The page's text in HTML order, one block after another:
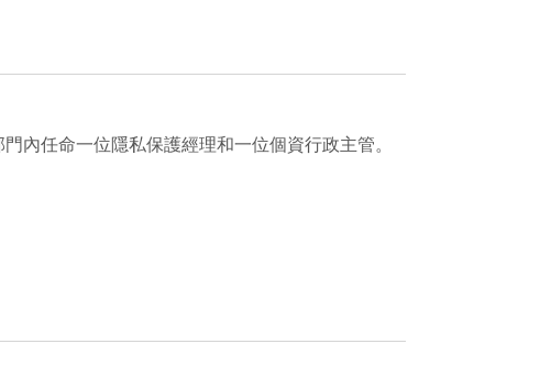
內任命一位隱私保護經理和一位個資行政主管。